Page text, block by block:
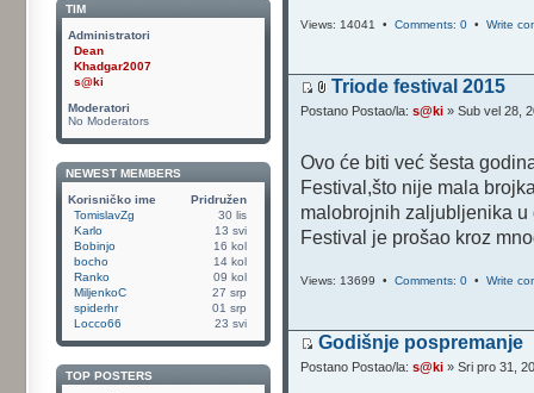
TIM
Administratori
Dean
Khadgar2007
s@ki
Moderatori
No Moderators
NEWEST MEMBERS
Korisničko ime
Pridružen
TomislavZg
30 lis
Karlo
13 svi
Bobinjo
16 kol
bocho
14 kol
Ranko
09 kol
MiljenkoC
27 srp
spiderhr
01 srp
Locco66
23 svi
TOP POSTERS
Views: 14041 • Comments: 0 • Write
Triode festival 2015
Postano Postao/la: s@ki » Sub vel 28,
Ovo će biti već šesta
Festival,što nije mala
malobrojnih zaljubljenika
Festival je prošao kroz
Views: 13699 • Comments: 0 • Write
Godišnje pospremanje
Postano Postao/la: s@ki » Sri pro 31,